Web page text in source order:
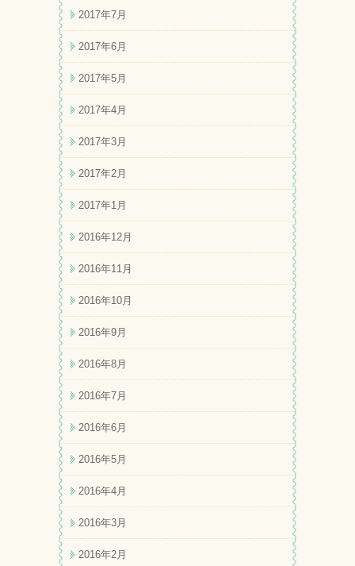
2017年7月
2017年6月
2017年5月
2017年4月
2017年3月
2017年2月
2017年1月
2016年12月
2016年11月
2016年10月
2016年9月
2016年8月
2016年7月
2016年6月
2016年5月
2016年4月
2016年3月
2016年2月